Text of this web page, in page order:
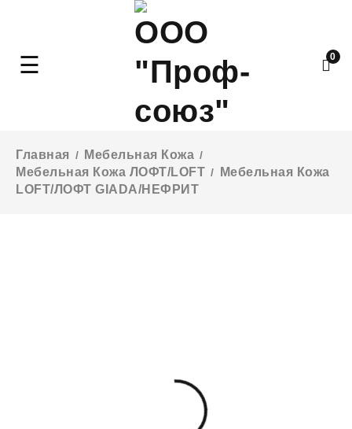
0
Главная / Мебельная Кожа /
Мебельная Кожа ЛОФТ/LOFT /
Мебельная Кожа
LOFT/ЛОФТ GIADA/НЕФРИТ